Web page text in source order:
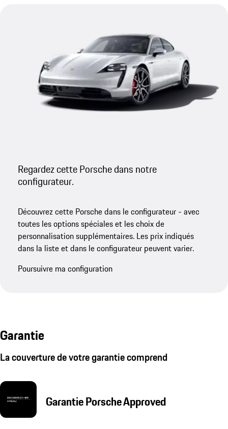
Regardez cette Porsche dans notre
configurateur.
Découvrez cette Porsche dans le configurateur - avec
toutes les options spéciales et les choix de
personnalisation supplémentaires. Les prix indiqués
dans la liste et dans le configurateur peuvent varier.
Poursuivre ma configuration
Garantie
La couverture de votre garantie comprend
Garantie Porsche Approved